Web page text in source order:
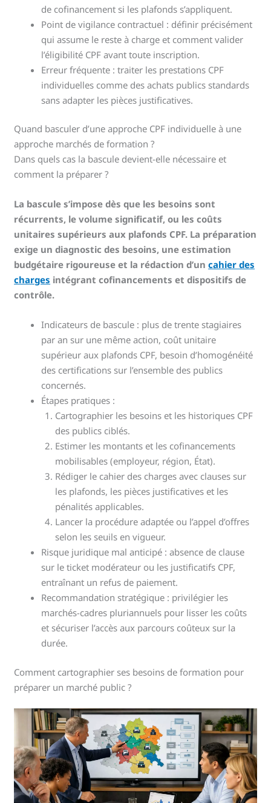
de cofinancement si les plafonds s’appliquent.
Point de vigilance contractuel : définir précisément
qui assume le reste à charge et comment valider
l’éligibilité CPF avant toute inscription.
Erreur fréquente : traiter les prestations CPF
individuelles comme des achats publics standards
sans adapter les pièces justificatives.
Quand basculer d’une approche CPF individuelle à une
approche marchés de formation ?
Dans quels cas la bascule devient-elle nécessaire et
comment la préparer ?
La bascule s’impose dès que les besoins sont
récurrents, le volume significatif, ou les coûts
unitaires supérieurs aux plafonds CPF. La préparation
exige un diagnostic des besoins, une estimation
budgétaire rigoureuse et la rédaction d’uncahier des
charges intégrant cofinancements et dispositifs de
contrôle.
Indicateurs de bascule : plus de trente stagiaires
par an sur une même action, coût unitaire
supérieur aux plafonds CPF, besoin d’homogénéité
des certifications sur l’ensemble des publics
concernés.
Étapes pratiques :
Cartographier les besoins et les historiques CPF
des publics ciblés.
Estimer les montants et les cofinancements
mobilisables (employeur, région, État).
Rédiger le cahier des charges avec clauses sur
les plafonds, les pièces justificatives et les
pénalités applicables.
Lancer la procédure adaptée ou l’appel d’offres
selon les seuils en vigueur.
Risque juridique mal anticipé : absence de clause
sur le ticket modérateur ou les justificatifs CPF,
entraînant un refus de paiement.
Recommandation stratégique : privilégier les
marchés-cadres pluriannuels pour lisser les coûts
et sécuriser l’accès aux parcours coûteux sur la
durée.
Comment cartographier ses besoins de formation pour
préparer un marché public ?